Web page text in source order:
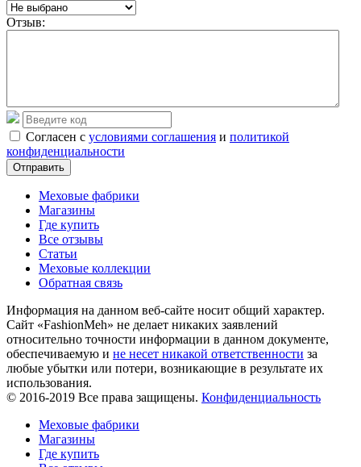
Отзыв:
Согласен с условиями соглашения и политикой
конфиденциальности
Отправить
Меховые фабрики
Магазины
Где купить
Все отзывы
Статьи
Меховые коллекции
Обратная связь
Информация на данном веб-сайте носит общий характер.
Сайт «FashionMeh» не делает никаких заявлений
относительно точности информации в данном документе,
обеспечиваемую и не несет никакой ответственности за
любые убытки или потери, возникающие в результате их
использования.
© 2016-2019 Все права защищены. Конфиденциальность
Меховые фабрики
Магазины
Где купить